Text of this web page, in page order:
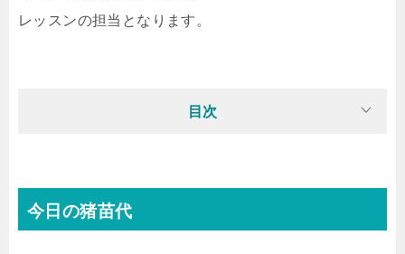
レッスンの担当となります。
目次
今日の猪苗代